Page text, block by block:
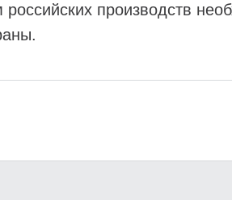
производств